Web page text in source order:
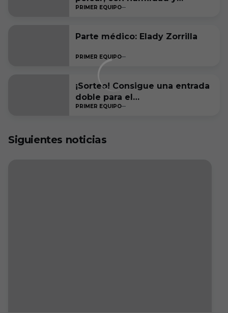
ambición, por estar entre los
temporada”
PRIMER EQUIPO
Parte médico: Elady Zorrilla
PRIMER EQUIPO
¡Sorteo! Consigue una entrada
doble para el
#RacingFerrolBurgosCF
PRIMER EQUIPO
Siguientes noticias